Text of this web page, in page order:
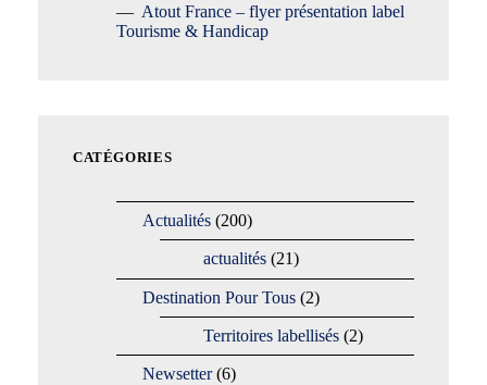
Atout France – flyer présentation label
Tourisme & Handicap
CATÉGORIES
Actualités(200)
actualités(21)
Destination Pour Tous(2)
Territoires labellisés(2)
Newsetter(6)